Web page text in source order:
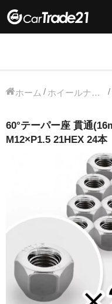
冬タイヤホイール
12インチ：冬タイヤ
14インチ：冬タイヤ
15インチ：冬タイヤ
16インチ：冬タイヤ
17インチ：冬タイヤホ
18インチ：冬タイヤ
ホーム ホイールナット
60°テーパー座 貫通
M12×P1.5 21HEX 24本